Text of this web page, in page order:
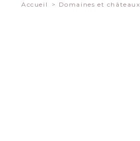
Accueil Domaines et châteaux